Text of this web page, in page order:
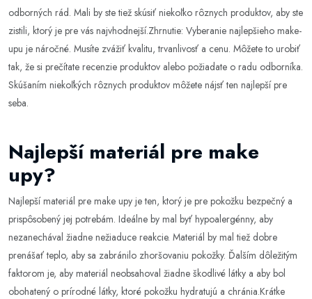
odborných rád. Mali by ste tiež skúsiť niekoľko rôznych produktov, aby ste
zistili, ktorý je pre vás najvhodnejší.Zhrnutie: Vyberanie najlepšieho make-
upu je náročné. Musíte zvážiť kvalitu, trvanlivosť a cenu. Môžete to urobiť
tak, že si prečítate recenzie produktov alebo požiadate o radu odborníka.
Skúšaním niekoľkých rôznych produktov môžete nájsť ten najlepší pre
seba.
Najlepší materiál pre make
upy?
Najlepší materiál pre make upy je ten, ktorý je pre pokožku bezpečný a
prispôsobený jej potrebám. Ideálne by mal byť hypoalergénny, aby
nezanechával žiadne nežiaduce reakcie. Materiál by mal tiež dobre
prenášať teplo, aby sa zabránilo zhoršovaniu pokožky. Ďalším dôležitým
faktorom je, aby materiál neobsahoval žiadne škodlivé látky a aby bol
obohatený o prírodné látky, ktoré pokožku hydratujú a chránia.Krátke